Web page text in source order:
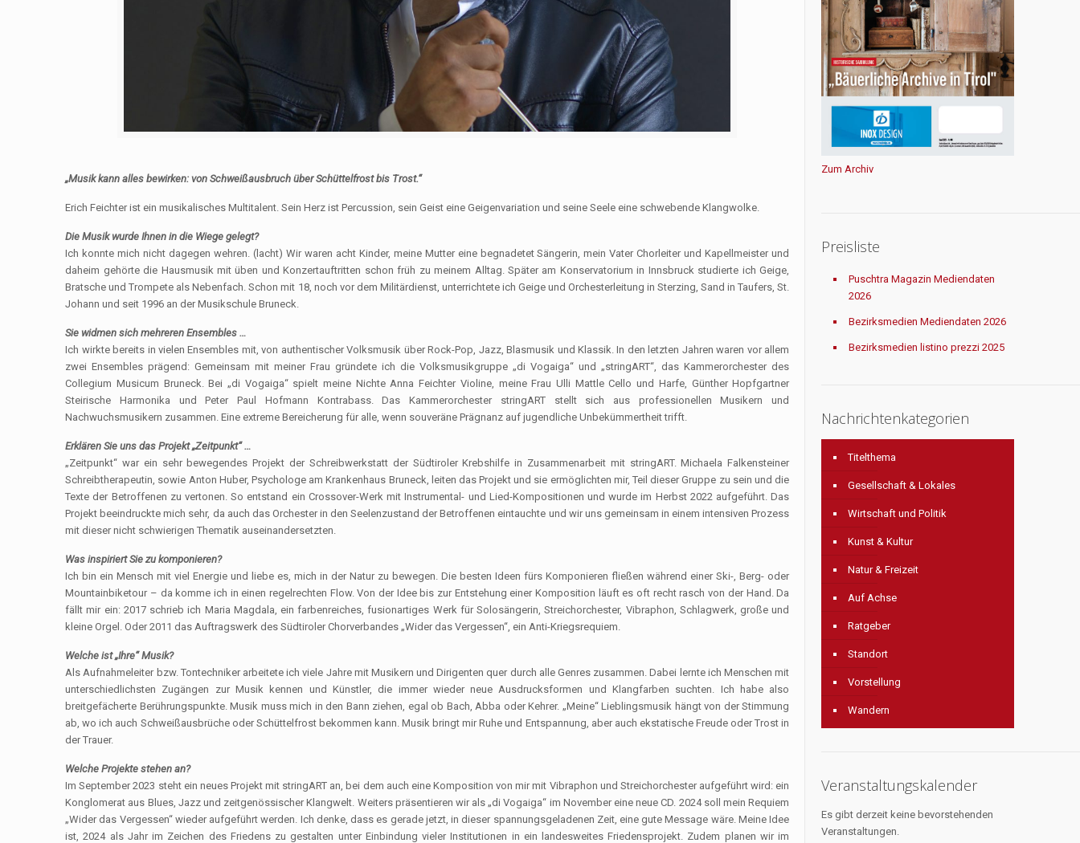
„Musik kann alles bewirken: von Schweißausbruch über Schüttelfrost bis Trost.“
Erich Feichter ist ein musikalisches Multitalent. Sein Herz ist Percussion, sein Geist eine Geigenvariation und seine Seele eine schwebende Klangwolke.
Die Musik wurde Ihnen in die Wiege gelegt?
Ich konnte mich nicht dagegen wehren. (lacht) Wir waren acht Kinder, meine Mutter eine begnadetet Sängerin, mein Vater Chorleiter und Kapellmeister und
daheim gehörte die Hausmusik mit üben und Konzertauftritten schon früh zu meinem Alltag. Später am Konservatorium in Innsbruck studierte ich Geige,
Bratsche und Trompete als Nebenfach. Schon mit 18, noch vor dem Militärdienst, unterrichtete ich Geige und Orchesterleitung in Sterzing, Sand in Taufers, St.
Johann und seit 1996 an der Musikschule Bruneck.
Sie widmen sichmehreren Ensembles …
Ich wirkte bereits in vielen Ensembles mit, von authentischer Volksmusik über Rock-Pop, Jazz, Blasmusik und Klassik. In den letzten Jahren waren vor allem
zwei Ensembles prägend: Gemeinsam mit meiner Frau gründete ich die Volksmusikgruppe „di Vogaiga“ und „stringART“, das Kammerorchester des
Collegium Musicum Bruneck. Bei „di Vogaiga“ spielt meine Nichte Anna Feichter Violine, meine Frau Ulli Mattle Cello und Harfe, Günther Hopfgartner
Steirische Harmonika und Peter Paul Hofmann Kontrabass. Das Kammerorchester stringART stellt sich aus professionellen Musikern und
Nachwuchsmusikern zusammen. Eine extreme Bereicherung für alle, wenn souveräne Prägnanz auf jugendliche Unbekümmertheit trifft.
Erklären Sie unsdas Projekt „Zeitpunkt“ …
„Zeitpunkt“ war ein sehr bewegendes Projekt der Schreibwerkstatt der Südtiroler Krebshilfe in Zusammenarbeit mit stringART. Michaela Falkensteiner
Schreibtherapeutin, sowie Anton Huber, Psychologe am Krankenhaus Bruneck, leiten das Projekt und sie ermöglichten mir, Teil dieser Gruppe zu sein und die
Texte der Betroffenen zu vertonen. So entstand ein Crossover-Werk mit Instrumental- und Lied-Kompositionen und wurde im Herbst 2022 aufgeführt. Das
Projekt beeindruckte mich sehr, da auch das Orchester in den Seelenzustand der Betroffenen eintauchte und wir uns gemeinsam in einem intensiven Prozess
mit dieser nicht schwierigen Thematik auseinandersetzten.
Was inspiriert Siezu komponieren?
Ich bin ein Mensch mit viel Energie und liebe es, mich in der Natur zu bewegen. Die besten Ideen fürs Komponieren fließen während einer Ski-, Berg- oder
Mountainbiketour – da komme ich in einen regelrechten Flow. Von der Idee bis zur Entstehung einer Komposition läuft es oft recht rasch von der Hand. Da
fällt mir ein: 2017 schrieb ich Maria Magdala, ein farbenreiches, fusionartiges Werk für Solosängerin, Streichorchester, Vibraphon, Schlagwerk, große und
kleine Orgel. Oder 2011 das Auftragswerk des Südtiroler Chorverbandes „Wider das Vergessen“, ein Anti-Kriegsrequiem.
Welche ist „Ihre“ Musik?
Als Aufnahmeleiter bzw. Tontechniker arbeitete ich viele Jahre mit Musikern und Dirigenten quer durch alle Genres zusammen. Dabei lernte ich Menschen mit
unterschiedlichsten Zugängen zur Musik kennen und Künstler, die immer wieder neue Ausdrucksformen und Klangfarben suchten. Ich habe also
breitgefächerte Berührungspunkte. Musik muss mich in den Bann ziehen, egal ob Bach, Abba oder Kehrer. „Meine“ Lieblingsmusik hängt von der Stimmung
ab, wo ich auch Schweißausbrüche oder Schüttelfrost bekommen kann. Musik bringt mir Ruhe und Entspannung, aber auch ekstatische Freude oder Trost in
der Trauer.
Welche Projekte stehen an?
Im September 2023 steht ein neues Projekt mit stringART an, bei dem auch eine Komposition von mir mit Vibraphon und Streichorchester aufgeführt wird: ein
Konglomerat aus Blues, Jazz und zeitgenössischer Klangwelt. Weiters präsentieren wir als „di Vogaiga“ im November eine neue CD. 2024 soll mein Requiem
„Wider das Vergessen“ wieder aufgeführt werden. Ich denke, dass es gerade jetzt, in dieser spannungsgeladenen Zeit, eine gute Message wäre. Meine Idee
ist, 2024 als Jahr im Zeichen des Friedens zu gestalten unter Einbindung vieler Institutionen in ein landesweites Friedensprojekt. Zudem planen wir im
Zum Archiv
Preisliste
Puschtra Magazin Mediendaten
2026
Bezirksmedien Mediendaten 2026
Bezirksmedien listino prezzi 2025
Nachrichtenkategorien
Titelthema
Gesellschaft & Lokales
Wirtschaft und Politik
Kunst & Kultur
Natur & Freizeit
Auf Achse
Ratgeber
Standort
Vorstellung
Wandern
Veranstaltungskalender
Es gibt derzeit keine bevorstehenden
Veranstaltungen.